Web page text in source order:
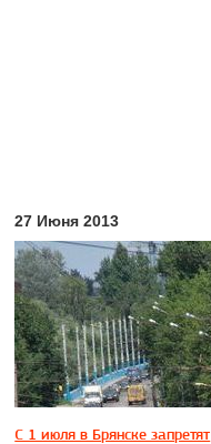
27 Июня 2013
С 1 июля в Брянске запретят